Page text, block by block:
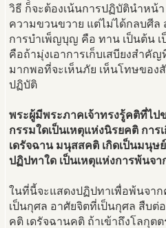
วิธี ก็จะต้องเน้นการปฏิบัตินำห
ความขวนขวาย แต่ไม่ได้กลบศีล
การบำเพ็ญบุญ คือ ทาน เป็นต้น
คือถ้ามุ่งเอาการเก็บเสบียงสำคั
มากพอที่จะเห็นภัย เห็นโทษของ
ปฏิบัติ
พระผู้มีพระภาคเจ้าทรงรู้คติที่ไ
กรรมใดเป็นเหตุแห่งนิรยคติ การ
เดรัจฉาน มนุสสคติ เกิดเป็นมนุ
ปฏิปทาใด เป็นเหตุแห่งการพ้นจ
ในที่นี้จะแสดงปฏิปทาเพื่อพ้นจา
เป็นกุศล อาศัยจิตที่เป็นกุศล สืบต่
คติ เดรัจฉานคติ ถ้าเข้าถึงโลกุ